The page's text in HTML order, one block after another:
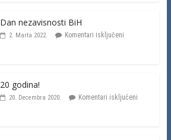
Dan nezavisnosti BiH
2. Marta 2022. Komentari isključeni
20 godina!
20. Decembra 2020. Komentari isključeni